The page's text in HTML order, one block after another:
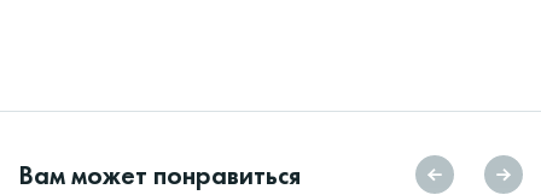
Вам может понравиться